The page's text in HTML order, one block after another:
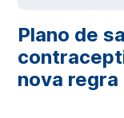
Plano de
nova regra